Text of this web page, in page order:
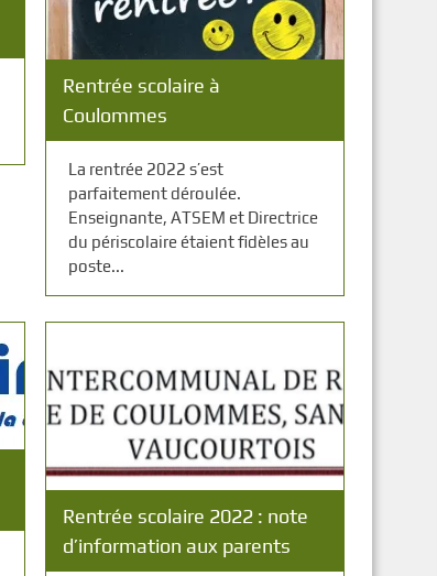
Rentrée scolaire à
Coulommes
La rentrée 2022 s’est
parfaitement déroulée.
Enseignante, ATSEM et Directrice
du périscolaire étaient fidèles au
poste...
Rentrée scolaire 2022 : note
d’information aux parents